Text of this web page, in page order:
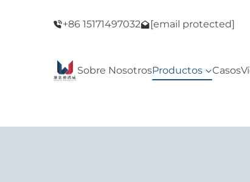
+86 15171497032 [email protected]
Negro!
Sobre NosotrosProductos Casos